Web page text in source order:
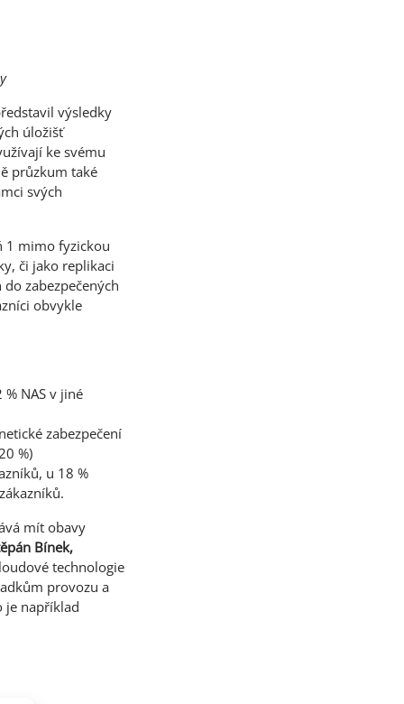
výsledky
úložišť
ke svému
průzkum také
svých
1 mimo fyzickou
či jako replikaci
zabezpečených
obvykle
NAS v jiné
zabezpečení
%)
u 18 %
mít obavy
Bínek,
technologie
provozu a
je například